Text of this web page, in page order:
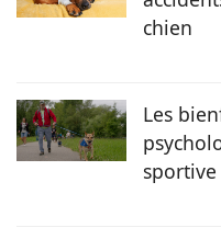
chien
Les